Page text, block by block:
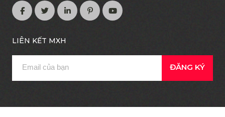
LIÊN KẾT MXH
ĐĂNG KÝ